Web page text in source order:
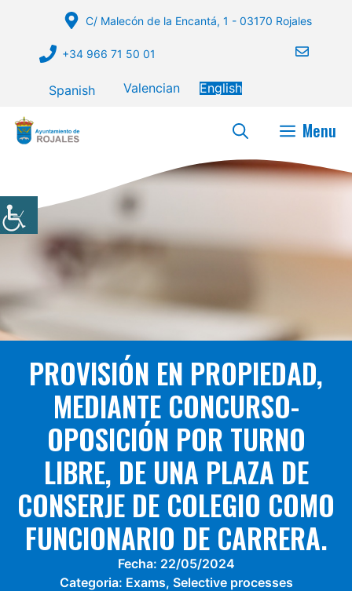
C/ Malecón de la Encantá, 1 - 03170 Rojales
+34 966 71 50 01
Spanish Valencian English
Menu
PROVISIÓN EN PROPIEDAD,
MEDIANTE CONCURSO-
OPOSICIÓN POR TURNO
LIBRE, DE UNA PLAZA DE
CONSERJE DE COLEGIO COMO
FUNCIONARIO DE CARRERA.
Fecha: 22/05/2024
Categoria: Exams, Selective processes